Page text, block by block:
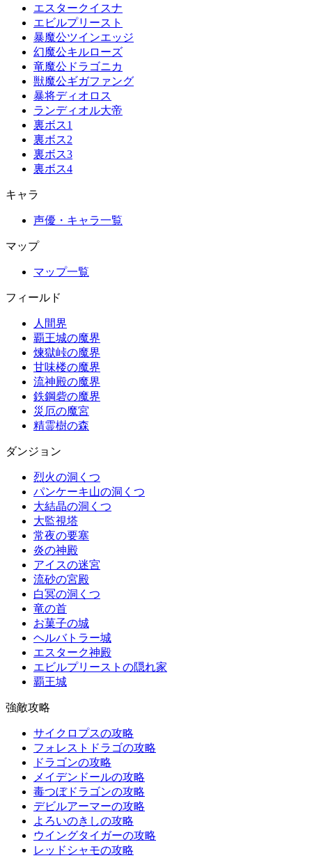
エスタークイスナ
エビルプリースト
暴魔公ツインエッジ
幻魔公キルローズ
竜魔公ドラゴニカ
獣魔公ギガファング
暴将ディオロス
ランディオル大帝
裏ボス1
裏ボス2
裏ボス3
裏ボス4
キャラ
声優・キャラ一覧
マップ
マップ一覧
フィールド
人間界
覇王城の魔界
煉獄峠の魔界
甘味楼の魔界
流神殿の魔界
鉄鋼砦の魔界
災厄の魔宮
精霊樹の森
ダンジョン
烈火の洞くつ
パンケーキ山の洞くつ
大結晶の洞くつ
大監視塔
常夜の要塞
炎の神殿
アイスの迷宮
流砂の宮殿
白冥の洞くつ
竜の首
お菓子の城
ヘルバトラー城
エスターク神殿
エビルプリーストの隠れ家
覇王城
強敵攻略
サイクロプスの攻略
フォレストドラゴの攻略
ドラゴンの攻略
メイデンドールの攻略
毒つぼドラゴンの攻略
デビルアーマーの攻略
よろいのきしの攻略
ウイングタイガーの攻略
レッドシャモの攻略